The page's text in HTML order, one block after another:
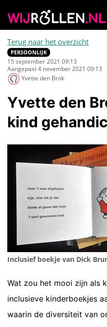
Terug naar het overzicht
PERSOONLIJK
15 september 2021 09:13
Aangepast 4 november 2021 09:13
Yvette den Brok
Yvette den
kind
Inclusief boekje van Dick
Wat zou het mooi zijn als
inclusieve kinderboekjes
waarin de diversiteit van